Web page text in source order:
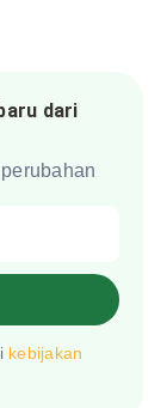
dari
kebijakan